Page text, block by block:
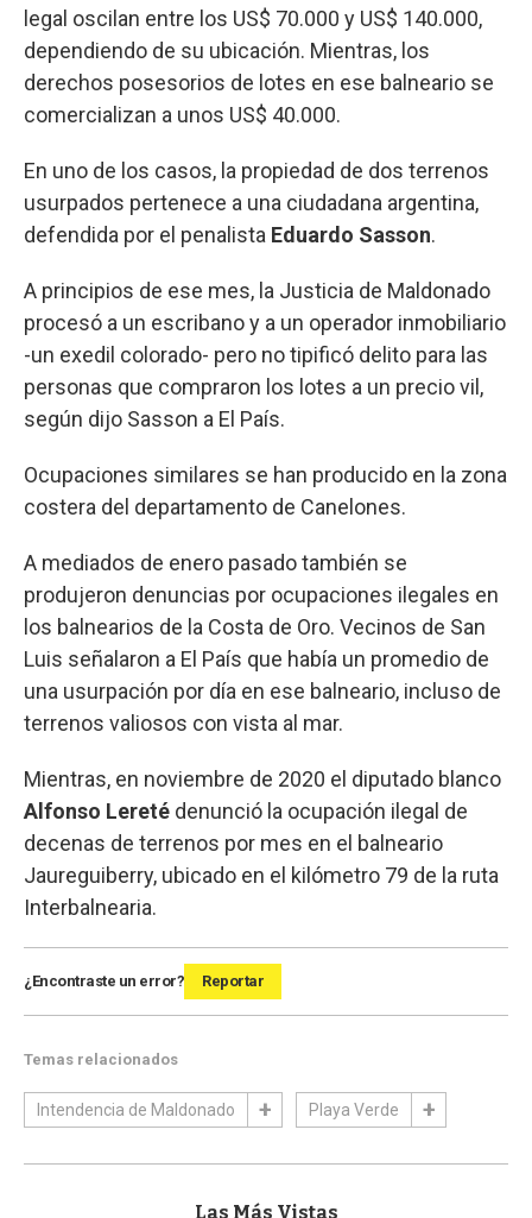
legal oscilan entre los US$ 70.000 y US$ 140.000,
dependiendo de su ubicación. Mientras, los
derechos posesorios de lotes en ese balneario se
comercializan a unos US$ 40.000.
En uno de los casos, la propiedad de dos terrenos
usurpados pertenece a una ciudadana argentina,
defendida por el penalista Eduardo Sasson.
A principios de ese mes, la Justicia de Maldonado
procesó a un escribano y a un operador inmobiliario
-un exedil colorado- pero no tipificó delito para las
personas que compraron los lotes a un precio vil,
según dijo Sasson a El País.
Ocupaciones similares se han producido en la zona
costera del departamento de Canelones.
A mediados de enero pasado también se
produjeron denuncias por ocupaciones ilegales en
los balnearios de la Costa de Oro. Vecinos de San
Luis señalaron a El País que había un promedio de
una usurpación por día en ese balneario, incluso de
terrenos valiosos con vista al mar.
Mientras, en noviembre de 2020 el diputado blanco
Alfonso Lereté denunció la ocupación ilegal de
decenas de terrenos por mes en el balneario
Jaureguiberry, ubicado en el kilómetro 79 de la ruta
Interbalnearia.
¿Encontraste un error? Reportar
Temas relacionados
Intendencia de Maldonado Playa Verde
Las Más Vistas